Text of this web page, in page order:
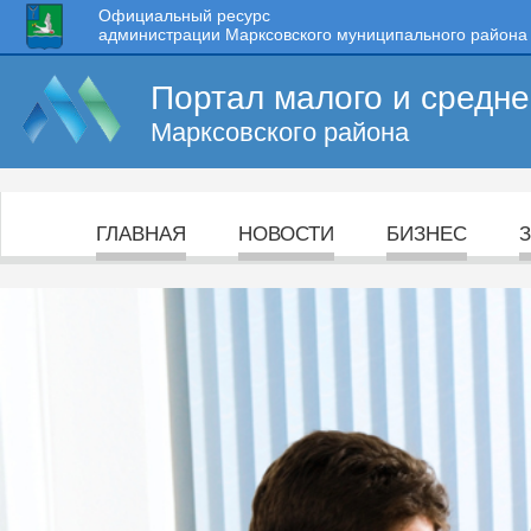
Официальный ресурс
администрации Марксовского муниципального района
Портал малого и
Марксовского района
ГЛАВНАЯ НОВОСТИ БИЗНЕС